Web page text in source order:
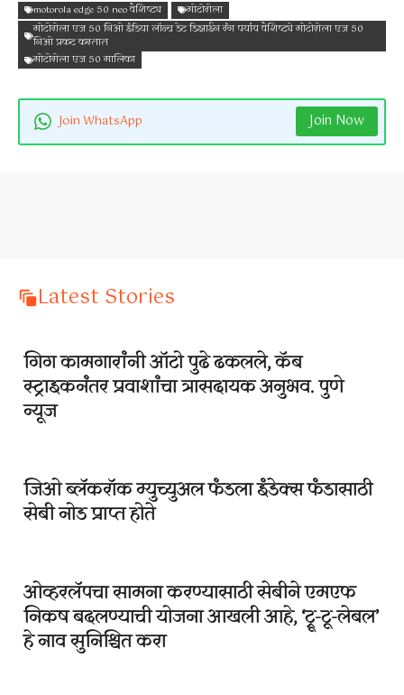
motorola edge 50 neo वैशिष्ट्य
मोटोरोला
मोटोरोला एज 50 निओ इंडिया लॉन्च डेट डिझाईन रंग पर्याय वैशिष्ट्ये मोटोरोला एज 50
निओ प्रकट करतात
मोटोरोला एज 50 मालिका
Join WhatsApp Join Now
Latest Stories
गिग कामगारांनी ऑटो पुढे ढकलले, कॅब
स्ट्राइकनंतर प्रवाशांचा त्रासदायक अनुभव. पुणे
न्यूज
जिओ ब्लॅकरॉक म्युच्युअल फंडला इंडेक्स फंडासाठी
सेबी नोड प्राप्त होते
ओव्हरलॅपचा सामना करण्यासाठी सेबीने एमएफ
निकष बदलण्याची योजना आखली आहे, ‘ट्रू-टू-लेबल’
हे नाव सुनिश्चित करा